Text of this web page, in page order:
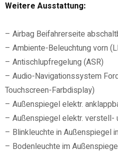
Weitere Ausstattung:
– Airbag Beifahrerseite
– Ambiente-Beleuchtung vorn
– Antischlupfregelung (ASR)
– Audio-Navigationssystem
Touchscreen-Farbdisplay)
– Außenspiegel elektr.
– Außenspiegel elektr. verstell-
– Blinkleuchte in Außenspiegel
– Bodenleuchte im